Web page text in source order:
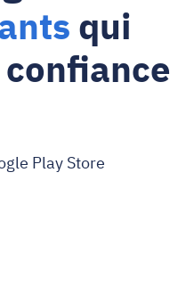
qui
Play Store